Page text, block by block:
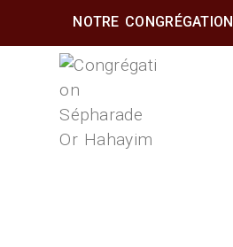
NOTRE CONGRÉGATION